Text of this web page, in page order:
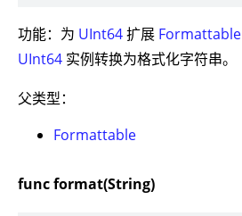
功能：为 UInt64扩展 Formattable
UInt64 实例转换为格式化字符串。
父类型：
Formattable
func format(String)